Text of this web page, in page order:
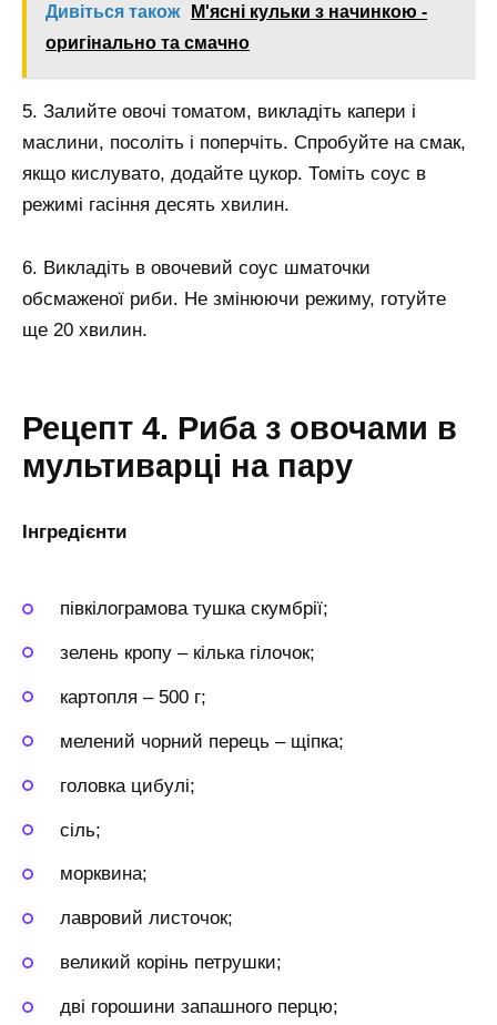
Дивіться також
М'ясні кульки з начинкою -
оригінально та смачно
5. Залийте овочі томатом, викладіть капери і
маслини, посоліть і поперчіть. Спробуйте на смак,
якщо кислувато, додайте цукор. Томіть соус в
режимі гасіння десять хвилин.
6. Викладіть в овочевий соус шматочки
обсмаженої риби. Не змінюючи режиму, готуйте
ще 20 хвилин.
Рецепт 4. Риба з овочами в
мультиварці на пару
Інгредієнти
півкілограмова тушка скумбрії;
зелень кропу – кілька гілочок;
картопля – 500 г;
мелений чорний перець – щіпка;
головка цибулі;
сіль;
морквина;
лавровий листочок;
великий корінь петрушки;
дві горошини запашного перцю;